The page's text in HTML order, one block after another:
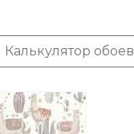
Калькулятор обоев